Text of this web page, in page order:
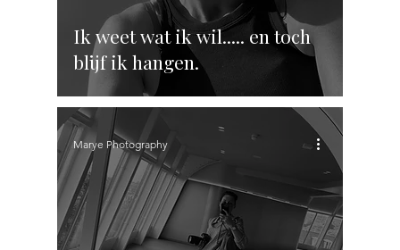
Ik weet wat ik wil..... en toch
blijf ik hangen.
Marye Photography